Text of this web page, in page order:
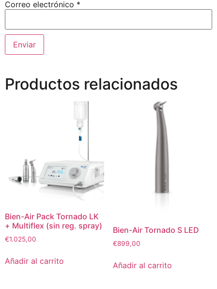
Correo electrónico *
Productos relacionados
Bien-Air Pack Tornado LK
+ Multiflex (sin reg. spray)
€1.025,00
Añadir al carrito
Bien-Air Tornado S LED
€899,00
Añadir al carrito